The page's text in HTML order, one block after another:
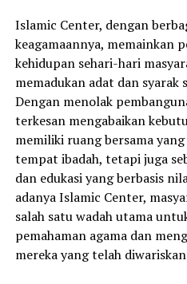
Islamic Center, dengan
keagamaannya, memainkan
kehidupan sehari-hari
memadukan adat dan syarak
Dengan menolak
terkesan mengabaikan
memiliki ruang bersama
tempat ibadah, tetapi juga
dan edukasi yang berbasis
adanya Islamic Center,
salah satu wadah utama
pemahaman agama dan
mereka yang telah